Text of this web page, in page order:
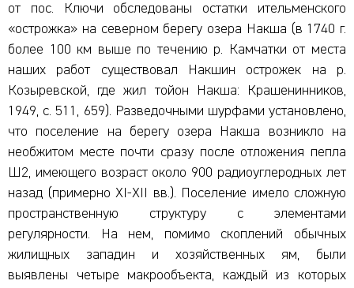
от пос. Ключи обследованы остатки ительменского
«острожка» на северном берегу озера Накша (в 1740 г.
более 100 км выше по течению р. Камчатки от места
наших работ существовал Накшин острожек на р.
Козыревской, где жил тойон Накша: Крашенинников,
1949, с. 511, 659). Разведочными шурфами установлено,
что поселение на берегу озера Накша возникло на
необжитом месте почти сразу после отложения пепла
Ш2, имеющего возраст около 900 радиоуглеродных лет
назад (примерно XI-XII вв.). Поселение имело сложную
пространственную структуру с элементами
регулярности. На нем, помимо скоплений обычных
жилищных западин и хозяйственных ям, были
выявлены четыре макрообъекта, каждый из которых